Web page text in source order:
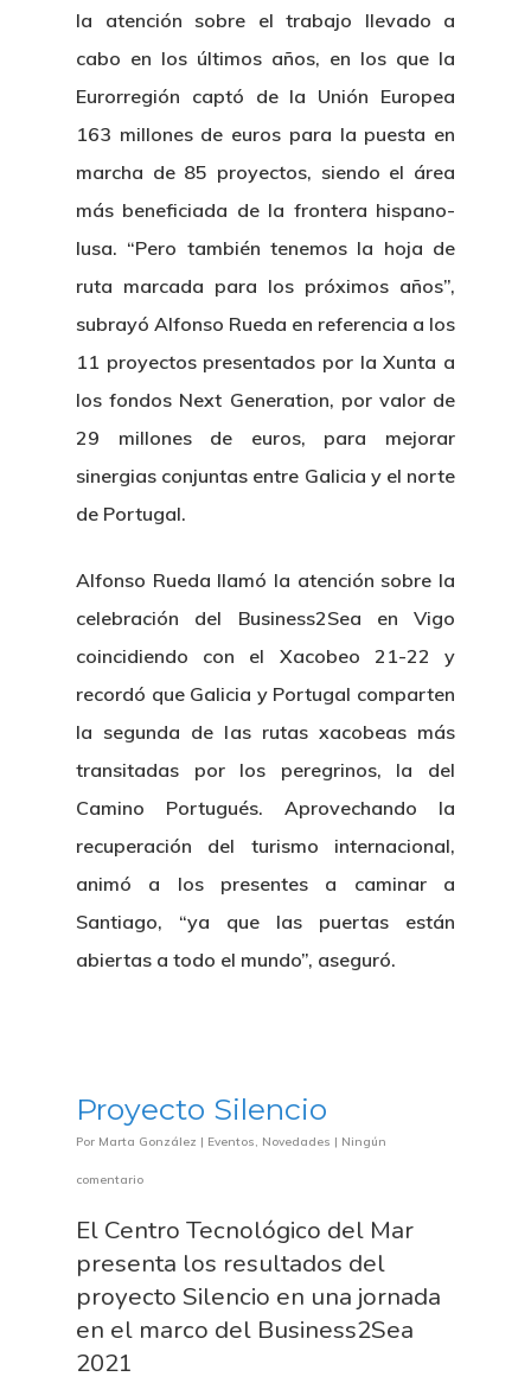
la atención sobre el trabajo llevado a
cabo en los últimos años, en los que la
Eurorregión captó de la Unión Europea
163 millones de euros para la puesta en
marcha de 85 proyectos, siendo el área
más beneficiada de la frontera hispano-
lusa. “Pero también tenemos la hoja de
ruta marcada para los próximos años”,
subrayó Alfonso Rueda en referencia a los
11 proyectos presentados por la Xunta a
los fondos Next Generation, por valor de
29 millones de euros, para mejorar
sinergias conjuntas entre Galicia y el norte
de Portugal.
Alfonso Rueda llamó la atención sobre la
celebración del Business2Sea en Vigo
coincidiendo con el Xacobeo 21-22 y
recordó que Galicia y Portugal comparten
la segunda de las rutas xacobeas más
transitadas por los peregrinos, la del
Camino Portugués. Aprovechando la
recuperación del turismo internacional,
animó a los presentes a caminar a
Santiago, “ya que las puertas están
abiertas a todo el mundo”, aseguró.
Proyecto Silencio
Por Marta González | Eventos, Novedades | Ningún
comentario
El Centro Tecnológico del Mar
presenta los resultados del
proyecto Silencio en una jornada
en el marco del Business2Sea
2021